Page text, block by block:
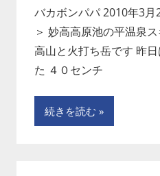
バカボンパパ 2010年3
＞ 妙高高原池の平温泉
高山と火打ち岳です 昨
た ４０センチ
続きを読む